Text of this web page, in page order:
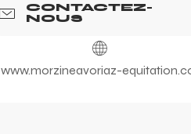
CONTACTEZ-
NOUS
www.morzineavoriaz-